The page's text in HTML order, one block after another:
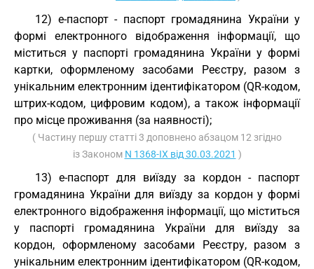
12) е-паспорт - паспорт громадянина України у
формі електронного відображення інформації, що
міститься у паспорті громадянина України у формі
картки, оформленому засобами Реєстру, разом з
унікальним електронним ідентифікатором (QR-кодом,
штрих-кодом, цифровим кодом), а також інформації
про місце проживання (за наявності);
( Частину першу статті 3 доповнено абзацом 12 згідно
із Законом N 1368-IX від 30.03.2021 )
13) е-паспорт для виїзду за кордон - паспорт
громадянина України для виїзду за кордон у формі
електронного відображення інформації, що міститься
у паспорті громадянина України для виїзду за
кордон, оформленому засобами Реєстру, разом з
унікальним електронним ідентифікатором (QR-кодом,